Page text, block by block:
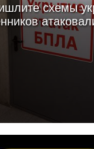
схемы